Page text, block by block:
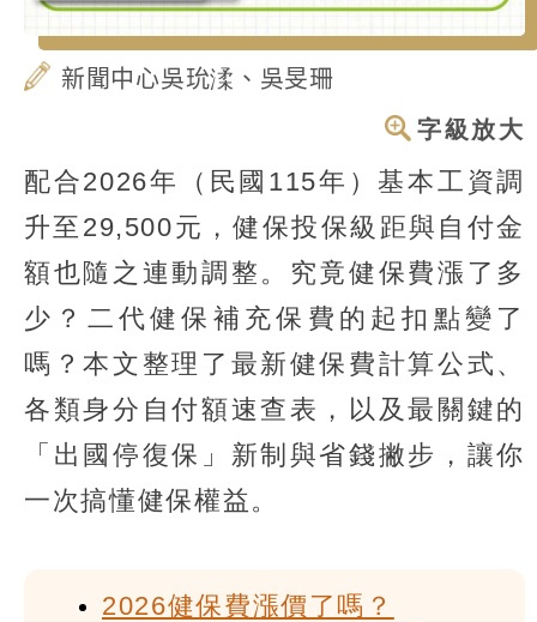
新聞中心吳玧渘、吳旻珊
字級放大
配合2026年（民國115年）基本工資調
升至29,500元，健保投保級距與自付金
額也隨之連動調整。究竟健保費漲了多
少？二代健保補充保費的起扣點變了
嗎？本文整理了最新健保費計算公式、
各類身分自付額速查表，以及最關鍵的
「出國停復保」新制與省錢撇步，讓你
一次搞懂健保權益。
2026健保費漲價了嗎？